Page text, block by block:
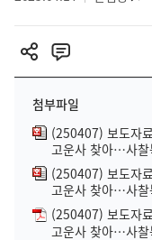
첨부파일
(250407) 보도자
고운사 찾아…사
(250407) 보도자
고운사 찾아…사
(250407) 보도자
고운사 찾아…사